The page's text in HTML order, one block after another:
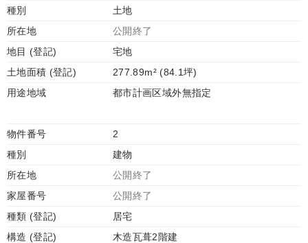
種別
土地
所在地
公開終了
地目 (登記)
宅地
土地面積 (登記)
277.89m² (84.1坪)
用途地域
都市計画区域外無指定
物件番号
2
種別
建物
所在地
公開終了
家屋番号
公開終了
種類 (登記)
居宅
構造 (登記)
木造瓦葺2階建